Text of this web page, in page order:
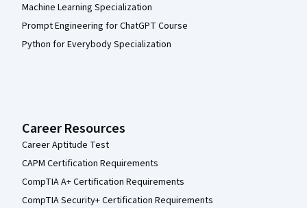
Machine Learning Specialization
Prompt Engineering for ChatGPT Course
Python for Everybody Specialization
Career Resources
Career Aptitude Test
CAPM Certification Requirements
CompTIA A+ Certification Requirements
CompTIA Security+ Certification Requirements